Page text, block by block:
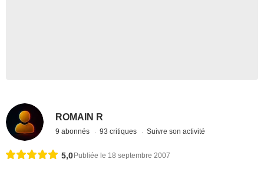
ROMAIN R
9 abonnés 93 critiques Suivre son activité
5,0 Publiée le 18 septembre 2007